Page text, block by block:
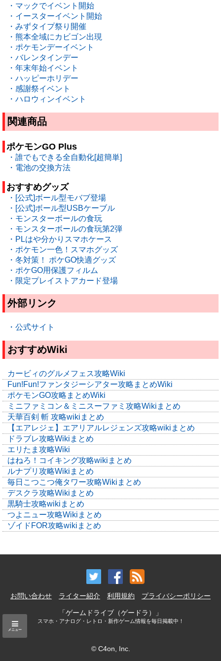
・マックでイベント開始
・イースターイベント開始
・みずタイプ祭り開催
・熊本全域にカビゴン出現
・ポケモンデーイベント
・バレンタインデー
・年末年始イベント
・ハッピーホリデー
・感謝祭イベント
・ハロウィンイベント
関連商品
ポケモンGO Plus
・誰でもできる全自動化[超簡単]
・電池の交換方法
おすすめグッズ
・[公式]ボール型モバブ登場
・[公式]ボール型USBケーブル
・モンスターボールの食玩
・モンスターボールの食玩第2弾
・PLはや分かりスマホケース
・ポケモン一色！スマホグッズ
・冬対策！ ポケGO快適グッズ
・ポケGO用保護フィルム
・限定プレイストアカード登場
外部リンク
・公式サイト
おすすめWiki
カービィのグルメフェス攻略Wiki
Fun!Fun!ファンタジーシアター攻略まとめWiki
ポケモンGO攻略まとめWiki
ミニファミコン＆ミニスーファミ攻略Wikiまとめ
天華百剣 斬 攻略wikiまとめ
【エアレジェ】エアリアルレジェンズ攻略wikiまとめ
ドラブレ攻略Wikiまとめ
エリたま攻略Wiki
はねろ！コイキング攻略wikiまとめ
ルナプリ攻略Wikiまとめ
毎日こつこつ俺タワー攻略Wikiまとめ
デスクラ攻略Wikiまとめ
黒騎士攻略wikiまとめ
つよニュー攻略Wikiまとめ
ゾイドFOR攻略wikiまとめ
お問い合わせ ライター紹介 利用規約 プライバシーポリシー
「ゲームドライブ（ゲードラ）」
スマホ・アナログ・レトロ・新作ゲーム情報を毎日掲載中！
© C4on, Inc.
メニュー